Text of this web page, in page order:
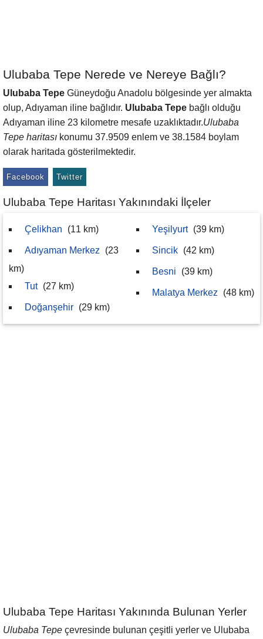
Ulubaba Tepe Nerede ve Nereye Bağlı?
Ulubaba Tepe Güneydoğu Anadolu bölgesinde yer almakta
olup, Adıyaman iline bağlıdır. Ulubaba Tepe bağlı olduğu
Adıyaman iline 23 kilometre mesafe uzaklıktadır.Ulubaba
Tepe haritası konumu 37.9509 enlem ve 38.1584 boylam
olarak haritada gösterilmektedir.
Facebook Twitter
Ulubaba Tepe Haritası Yakınındaki İlçeler
Çelikhan (11 km)
Adıyaman Merkez
(23
km)
Tut (27 km)
Doğanşehir (29 km)
Yeşilyurt (39 km)
Sincik (42 km)
Besni (39 km)
Malatya Merkez (48 km)
Ulubaba Tepe Haritası Yakınında Bulunan Yerler
Ulubaba Tepe çevresinde bulunan çeşitli yerler ve Ulubaba